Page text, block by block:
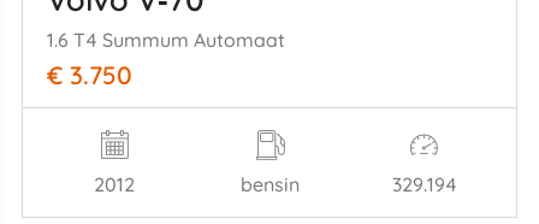
1.6 T4 Summum Automaat
€ 3.750
2012 bensin 329.194